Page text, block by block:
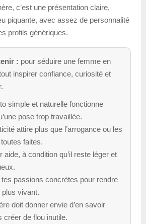
c’est une présentation claire,
piquante, avec assez de personnalité
profils génériques.
: pour séduire une femme en
inspirer confiance, curiosité et
simple et naturelle fonctionne
pose trop travaillée.
attire plus que l’arrogance ou les
faites.
aide, à condition qu’il reste léger et
tes passions concrètes pour rendre
plus vivant.
doit donner envie d’en savoir
créer de flou inutile.